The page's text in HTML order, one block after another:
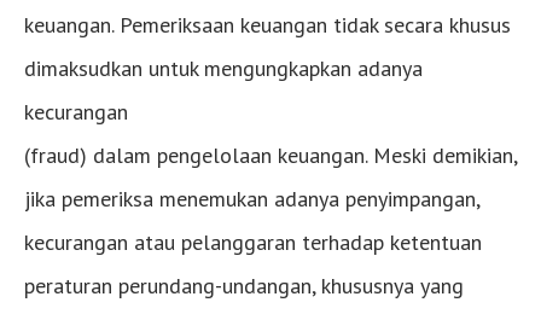
keuangan. Pemeriksaan keuangan tidak secara khusus
dimaksudkan untuk mengungkapkan adanya
kecurangan
(fraud) dalam pengelolaan keuangan. Meski demikian,
jika pemeriksa menemukan adanya penyimpangan,
kecurangan atau pelanggaran terhadap ketentuan
peraturan perundang-undangan, khususnya yang